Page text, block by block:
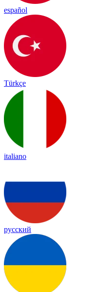
español
Türkçe
italiano
русский